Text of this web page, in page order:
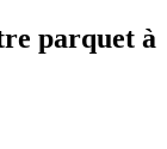
parquet à